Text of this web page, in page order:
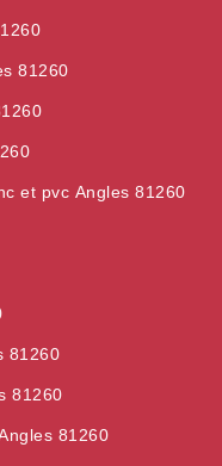
81260
et pvc Angles 81260
81260
81260
81260